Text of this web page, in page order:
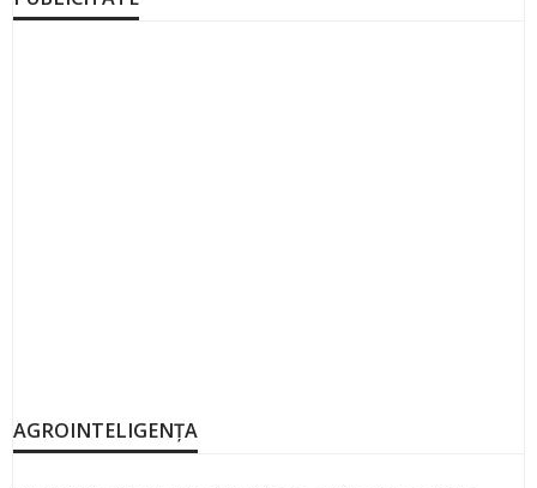
AGROINTELIGENȚA